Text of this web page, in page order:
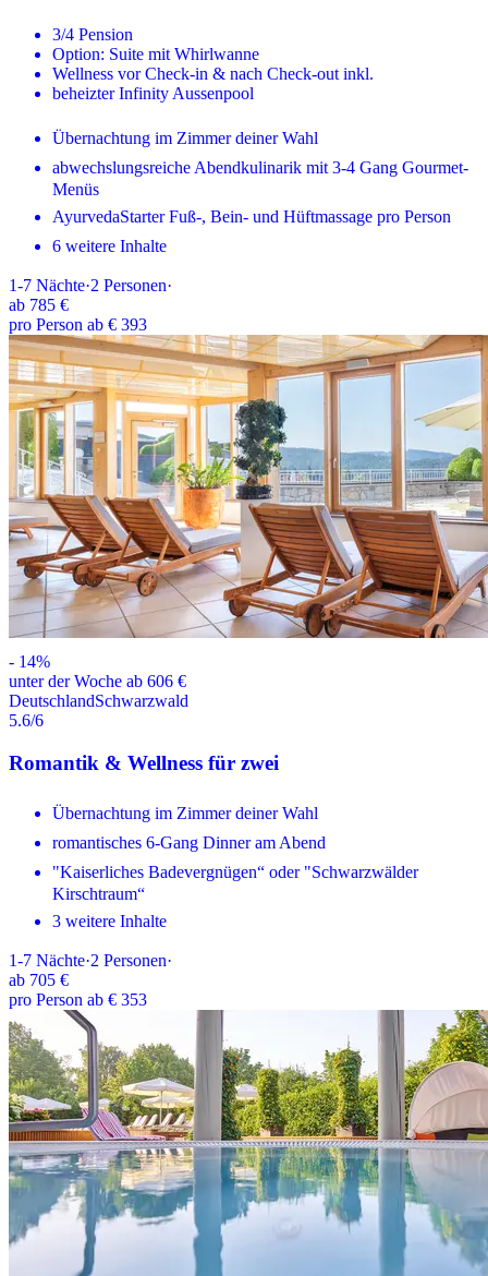
3/4 Pension
Option: Suite mit Whirlwanne
Wellness vor Check-in & nach Check-out inkl.
beheizter Infinity Aussenpool
Übernachtung im Zimmer deiner Wahl
abwechslungsreiche Abendkulinarik mit 3-4 Gang Gourmet-
Menüs
AyurvedaStarter Fuß-, Bein- und Hüftmassage pro Person
6 weitere Inhalte
1-7 Nächte·2 Personen·
ab 785 €
pro Person ab € 393
- 14%
unter der Woche ab 606 €
DeutschlandSchwarzwald
5.6/6
Romantik & Wellness für zwei
Übernachtung im Zimmer deiner Wahl
romantisches 6-Gang Dinner am Abend
"Kaiserliches Badevergnügen“ oder "Schwarzwälder
Kirschtraum“
3 weitere Inhalte
1-7 Nächte·2 Personen·
ab 705 €
pro Person ab € 353